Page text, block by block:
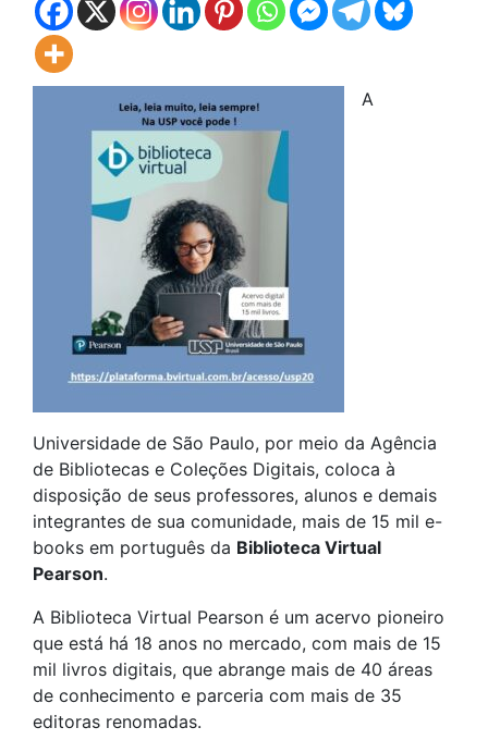
A
Universidade de São Paulo, por meio da Agência
de Bibliotecas e Coleções Digitais, coloca à
disposição de seus professores, alunos e demais
integrantes de sua comunidade, mais de 15 mil e-
books em português da Biblioteca Virtual
Pearson.
A Biblioteca Virtual Pearson é um acervo pioneiro
que está há 18 anos no mercado, com mais de 15
mil livros digitais, que abrange mais de 40 áreas
de conhecimento e parceria com mais de 35
editoras renomadas.